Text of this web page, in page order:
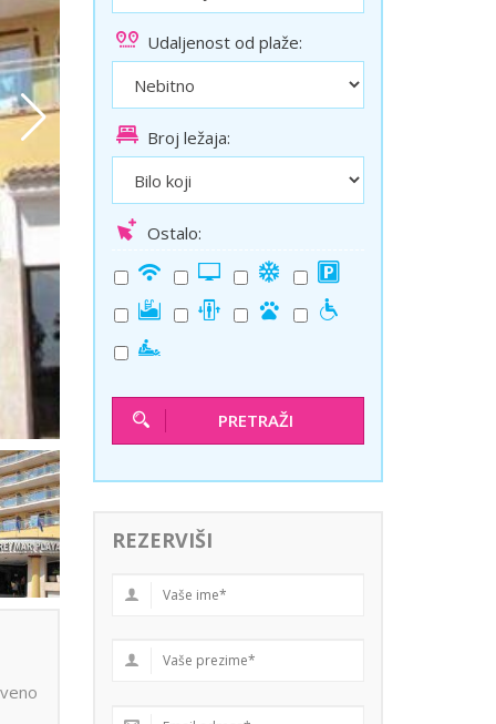
Solun polazak iz Niša
Temišvar polazak iz Niša
Udaljenost od plaže:
Broj ležaja:
Ostalo:
PRETRAŽI
REZERVIŠI